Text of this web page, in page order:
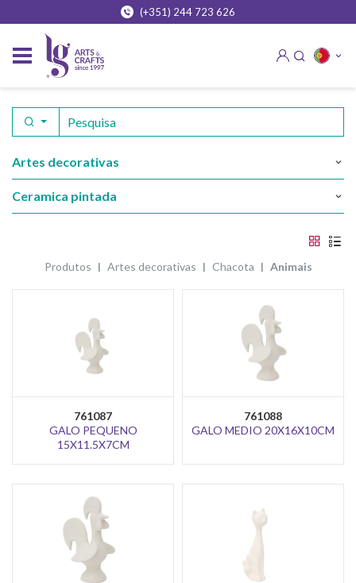
(+351) 244 723 626
artes decorativas
ceramica pintada
produtos artes decorativas chacota animais
761087
GALO PEQUENO
15X11.5X7CM
761088
GALO MEDIO 20X16X10CM